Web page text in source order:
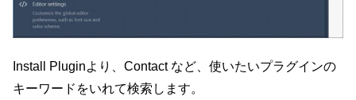
Install Pluginより、Contact など、使いたいプラグインの
キーワードをいれて検索します。